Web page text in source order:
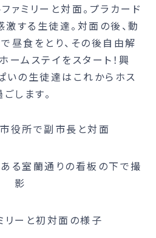
ァミリーと対面。プラカード
する生徒達。対面の後、動
昼食をとり、その後自由解
ームステイをスタート！興
いの生徒達はこれからホス
します。